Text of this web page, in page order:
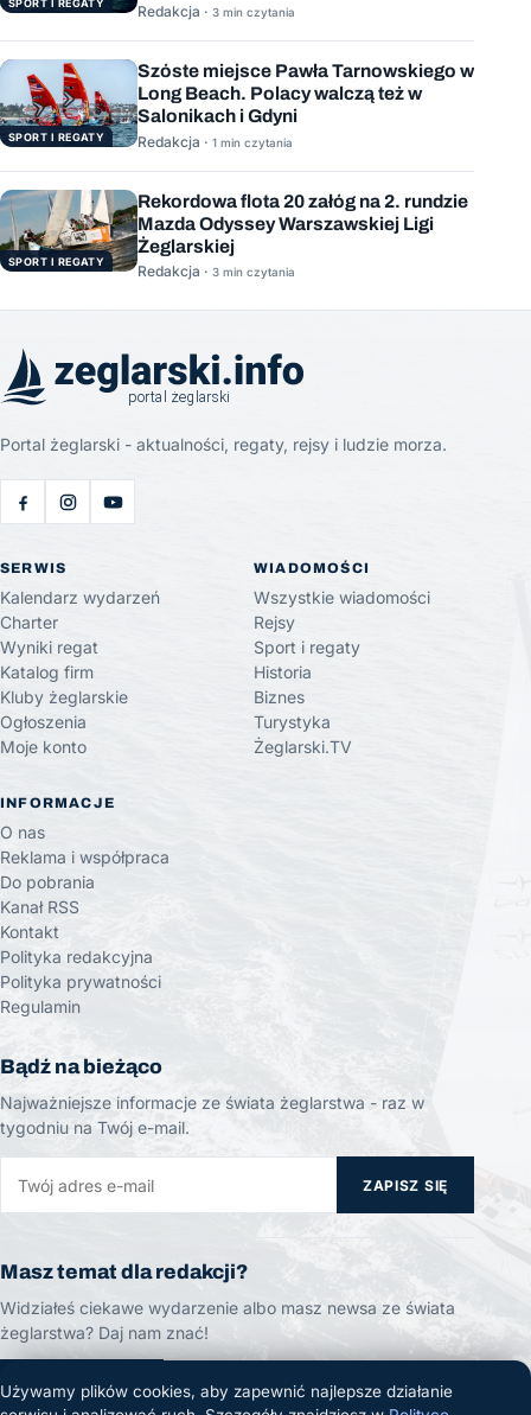
SPORT I REGATY Redakcja · 3 min czytania
SPORT I REGATY
Szóste miejsce Pawła Tarnowskiego w
Long Beach. Polacy walczą też w
Salonikach i Gdyni
Redakcja · 1 min czytania
SPORT I REGATY
Rekordowa flota 20 załóg na 2. rundzie
Mazda Odyssey Warszawskiej Ligi
Żeglarskiej
Redakcja · 3 min czytania
Portal żeglarski - aktualności, regaty, rejsy i ludzie morza.
SERWIS
Kalendarz wydarzeń
Charter
Wyniki regat
Katalog firm
Kluby żeglarskie
Ogłoszenia
Moje konto
WIADOMOŚCI
Wszystkie wiadomości
Rejsy
Sport i regaty
Historia
Biznes
Turystyka
Żeglarski.TV
INFORMACJE
O nas
Reklama i współpraca
Do pobrania
Kanał RSS
Kontakt
Polityka redakcyjna
Polityka prywatności
Regulamin
Bądź na bieżąco
Najważniejsze informacje ze świata żeglarstwa - raz w
tygodniu na Twój e-mail.
ZAPISZ SIĘ
Masz temat dla redakcji?
Widziałeś ciekawe wydarzenie albo masz newsa ze świata
żeglarstwa? Daj nam znać!
ZGŁOŚ TEMAT
Używamy plików cookies, aby zapewnić najlepsze działanie